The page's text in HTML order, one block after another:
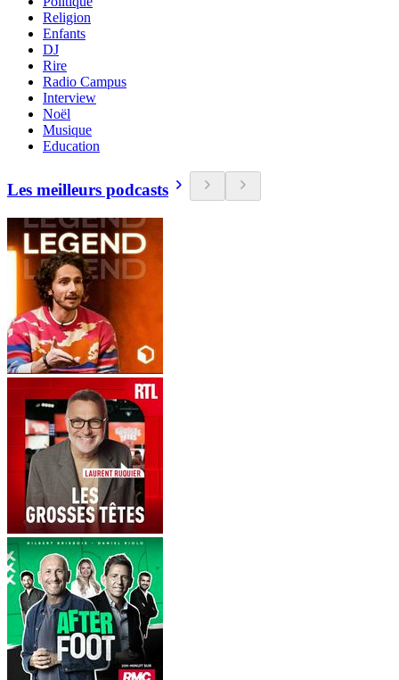
Religion
Enfants
DJ
Rire
Radio Campus
Interview
Noël
Musique
Education
Les meilleurs podcasts